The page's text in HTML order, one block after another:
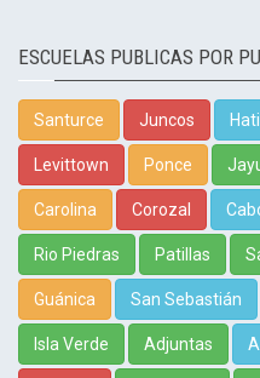
ESCUELAS PUBLICAS POR
Santurce Juncos
Levittown Ponce
Carolina Corozal
Rio Piedras Patillas
Guánica San Sebastián
Isla Verde Adjuntas